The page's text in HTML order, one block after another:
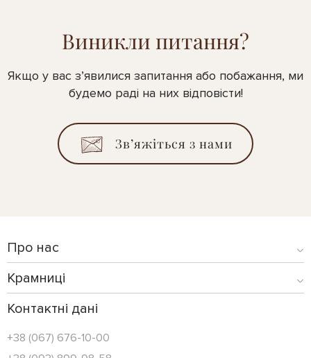
Виникли питання?
Якщо у вас з’явилися запитання або побажання, ми
будемо раді на них відповісти!
Зв’яжіться з нами
Про нас
Крамниці
Контактні дані
+38 (067) 676-10-00